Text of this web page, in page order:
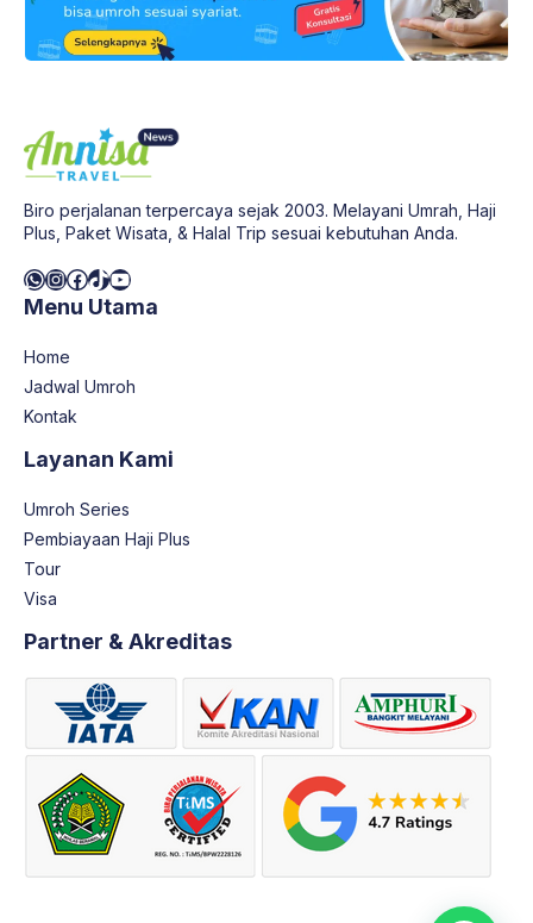
Biro perjalanan terpercaya sejak 2003. Melayani Umrah, Haji
Plus, Paket Wisata, & Halal Trip sesuai kebutuhan Anda.
WhatsApp
Instagram
Facebook
TikTok
YouTube
Menu Utama
Home
Jadwal Umroh
Kontak
Layanan Kami
Umroh Series
Pembiayaan Haji Plus
Tour
Visa
Partner & Akreditas